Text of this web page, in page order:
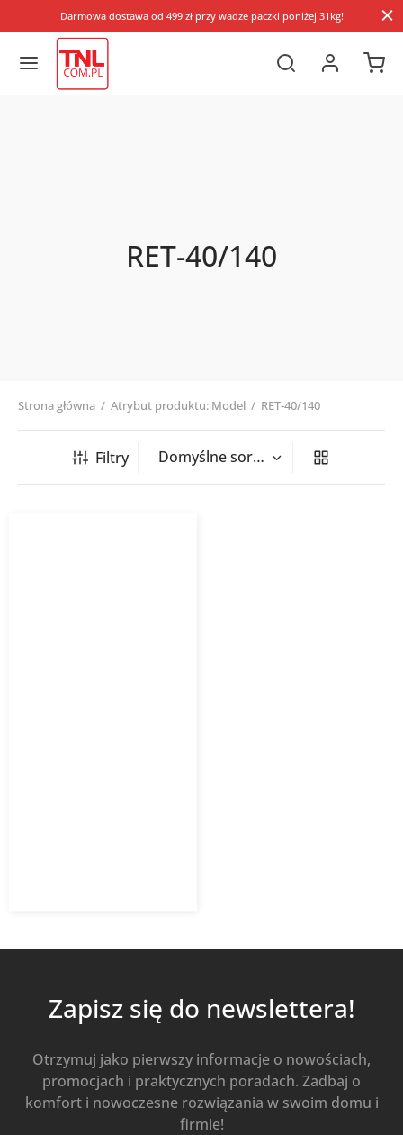
Darmowa dostawa od 499 zł przy wadze paczki poniżej 31kg!
RET-40/140
Strona główna / Atrybut produktu: Model / RET-40/140
Filtry
Zapisz się do newslettera!
Otrzymuj jako pierwszy informacje o nowościach,
promocjach i praktycznych poradach. Zadbaj o
komfort i nowoczesne rozwiązania w swoim domu i
firmie!